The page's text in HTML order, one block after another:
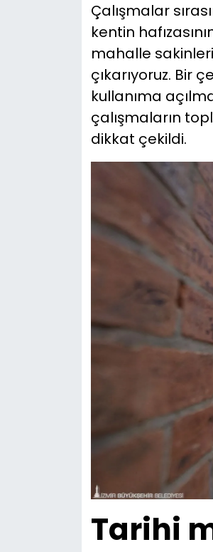
Çalışmalar
kentin
mahalle
çıkarıyoruz. Bir
kullanıma
çalışmaların
dikkat çekildi.
Tarihi